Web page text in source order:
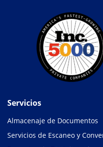
Servicios
Almacenaje de Documentos
Servicios de Escaneo y